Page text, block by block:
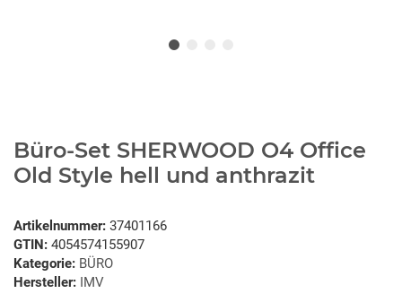
Büro-Set SHERWOOD O4 Office
Old Style hell und anthrazit
Artikelnummer: 37401166
GTIN: 4054574155907
Kategorie: BÜRO
Hersteller: IMV